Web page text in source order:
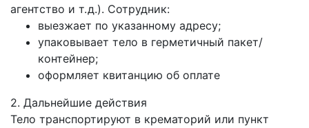
агентство и т. д.). Сотрудник:
выезжает по указанному адресу;
упаковывает тело в герметичный пакет/
контейнер;
оформляет квитанцию об оплате
2. Дальнейшие действия
Тело транспортируют в крематорий или пункт